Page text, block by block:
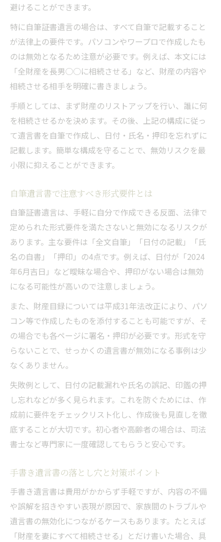
避けることができます。
特に自筆証書遺言の場合は、すべて自筆で記載すること
が法律上の要件です。パソコンやワープロで作成したも
のは無効となるため注意が必要です。例えば、本文には
「全財産を長男○○に相続させる」など、財産の内容や
相続させる相手を明確に書きましょう。
手順としては、まず財産のリストアップを行い、誰に何
を相続させるかを決めます。その後、上記の構成に従っ
て遺言書を自筆で作成し、日付・氏名・押印を忘れずに
記載します。簡単な構成を守ることで、無効リスクを最
小限に抑えることができます。
自筆遺言書で注意すべき形式要件とは
自筆証書遺言は、手軽に自分で作成できる反面、法律で
定められた形式要件を満たさないと無効になるリスクが
あります。主な要件は「全文自筆」「日付の記載」「氏
名の自書」「押印」の4点です。例えば、日付が「2024
年6月吉日」など曖昧な場合や、押印がない場合は無効
になる可能性が高いので注意しましょう。
また、財産目録については平成31年法改正により、パソ
コン等で作成したものを添付することも可能ですが、そ
の場合でも各ページに署名・押印が必要です。形式を守
らないことで、せっかくの遺言書が無効になる事例は少
なくありません。
失敗例として、日付の記載漏れや氏名の誤記、印鑑の押
し忘れなどが多く見られます。これを防ぐためには、作
成前に要件をチェックリスト化し、作成後も見直しを徹
底することが大切です。初心者や高齢者の場合は、司法
書士など専門家に一度確認してもらうと安心です。
手書き遺言書の落とし穴と対策ポイント
手書き遺言書は費用がかからず手軽ですが、内容の不備
や誤解を招きやすい表現が原因で、家族間のトラブルや
遺言書の無効化につながるケースもあります。たとえば
「財産を妻にすべて相続させる」とだけ書いた場合、具